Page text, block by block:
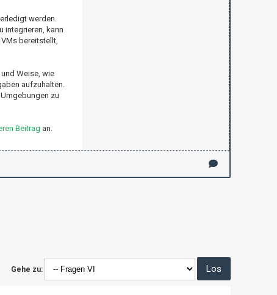
werden.
integrieren, kann
bereitstellt,
Weise, wie
aufzuhalten.
zu
Beitrag an.
Gehe zu: